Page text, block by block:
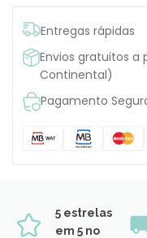
Entregas rápidas
Envios gratuitos
Continental)
Pagamento
5 estrelas
em 5 no